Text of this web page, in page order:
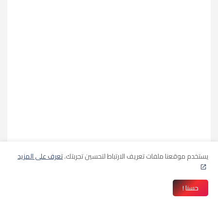
يستخدم موقعنا ملفات تعريف الارتباط لتحسين تجربتك.تعرف على المزيد
حسنا !